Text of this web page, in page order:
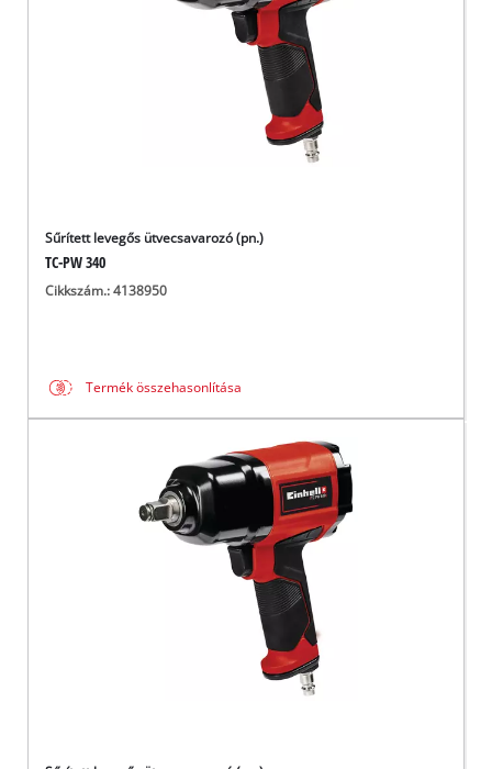
Sűrített levegős ütvecsavarozó (pn.)
TC-PW 340
Cikkszám.: 4138950
Termék összehasonlítása